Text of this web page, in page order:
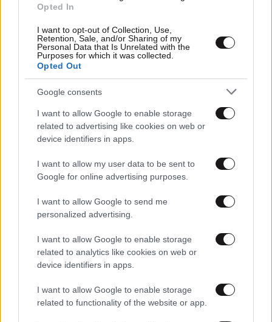
Opted In
I want to opt-out of Collection, Use,
Retention, Sale, and/or Sharing of my
Personal Data that Is Unrelated with the
Purposes for which it was collected.
Opted Out
Google consents
I want to allow Google to enable storage
related to advertising like cookies on web or
device identifiers in apps.
I want to allow my user data to be sent to
Google for online advertising purposes.
I want to allow Google to send me
personalized advertising.
I want to allow Google to enable storage
related to analytics like cookies on web or
device identifiers in apps.
I want to allow Google to enable storage
related to functionality of the website or app.
Ποιοι φορολογούμενοι θα λάβουν email ή
τηλεφώνημα από την ΑΑΔΕ για φορολογικές